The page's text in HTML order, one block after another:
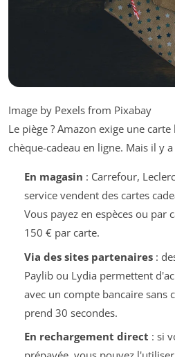
Image by Pexels from Pixabay
Le piège ? Amazon exige une
chèque-cadeau en ligne. Mais il y
En magasin : Carrefour,
service vendent des cartes
Vous payez en espèces ou par
150 € par carte.
Via des sites partenaires:
Paylib ou Lydia permettent
avec un compte bancaire sans
prend 30 secondes.
En rechargement direct : si